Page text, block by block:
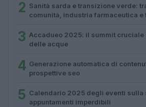
2 Sanità sarda e transizione verde:
comunità, industria farmaceutica
3 Accadueo 2025: il summit
delle acque
4 Generazione automatica di
prospettive seo
5 Calendario 2025 degli eventi sulla
appuntamenti imperdibili